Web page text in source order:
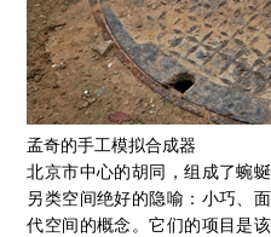
孟奇的手工模拟合成器
北京市中心的胡同，组成了蜿
另类空间绝好的隐喻：小巧、
代空间的概念。它们的项目是